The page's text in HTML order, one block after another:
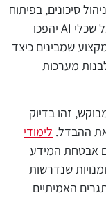
סיכונים, בפיתוח
מוצרים ובהמשכיות העסקית של ארגונים. ככל שכלי AI יהפכו
שמבינים כיצד
מערכות
זהו בדיוק
ההבדל. לימודי
אבטחת המידע
שנדרשות
האמיתיים